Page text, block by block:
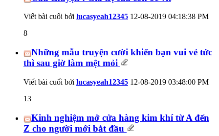
Viết bài cuối bởi lucasyeah12345 12-08-2019 04:18:38 PM
8
Những mẫu truyện cười khiến bạn vui vẻ tức
thì sau giờ làm mệt mỏi
Viết bài cuối bởi lucasyeah12345 12-08-2019 03:48:00 PM
13
Kinh nghiệm mở cửa hàng kim khí từ A đến
Z cho người mới bắt đầu